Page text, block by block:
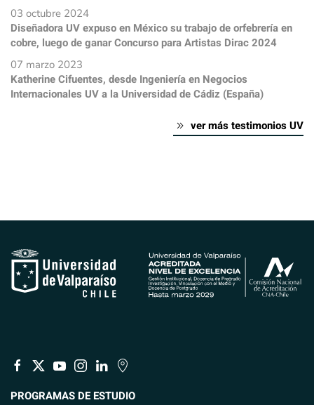
03 octubre 2024
Diseñadora UV expuso en México su trabajo de orfebrería en
cobre, luego de ganar Concurso para Artistas Dirac 2024
07 marzo 2023
Katherine Cifuentes, desde Ingeniería en Negocios
Internacionales UV a la Universidad de Cádiz (España)
ver más testimonios UV
PROGRAMAS DE ESTUDIO